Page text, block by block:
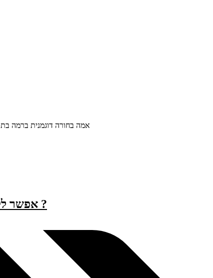
אמה בחורה דוגמנית ברמה בת 21 צעירה שובבה מחכה לך בדיסקרטיות בדירה מפנקת לחווייה דיסקרטית שלא תשכח קדימה היא מחכה
שלום הגעתי מאתר https://showevents.vip/ אפשר לקבל פרטים בבקשה ?